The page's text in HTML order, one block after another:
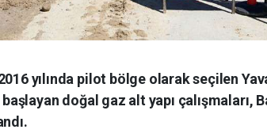
yılında pilot bölge olarak seçilen
doğal gaz alt yapı çalışmaları,